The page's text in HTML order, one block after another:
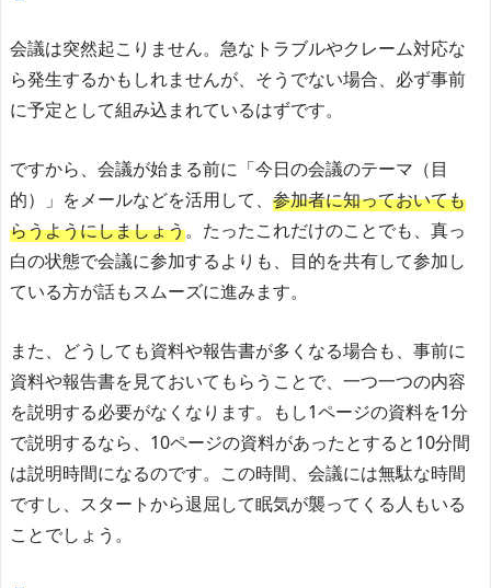
会議は突然起こりません。急なトラブルやクレーム対応な
ら発生するかもしれませんが、そうでない場合、必ず事前
に予定として組み込まれているはずです。
ですから、会議が始まる前に「今日の会議のテーマ（目
的）」をメールなどを活用して、 参加者に知っておいても
らうようにしましょう。たったこれだけのことでも、真っ
白の状態で会議に参加するよりも、目的を共有して参加し
ている方が話もスムーズに進みます。
また、どうしても資料や報告書が多くなる場合も、事前に
資料や報告書を見ておいてもらうことで、一つ一つの内容
を説明する必要がなくなります。もし1ページの資料を1分
で説明するなら、10ページの資料があったとすると10分間
は説明時間になるのです。この時間、会議には無駄な時間
ですし、スタートから退屈して眠気が襲ってくる人もいる
ことでしょう。